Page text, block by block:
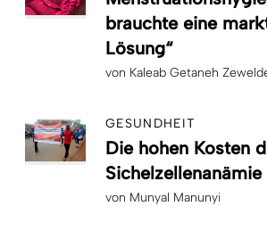
brauchte eine
Lösung“
von Kaleab Getaneh
GESUNDHEIT
Die hohen Kosten
Sichelzellenanämie
von Munyal Manunyi